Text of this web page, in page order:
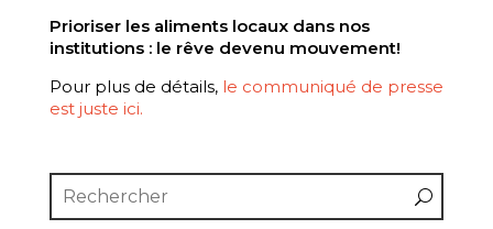
Prioriser les aliments locaux dans nos
institutions : le rêve devenu mouvement!
Pour plus de détails, le communiqué de presse
est juste ici.